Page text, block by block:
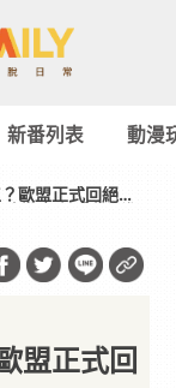
新番列表 動漫
歐盟正式回絕
盟正式回